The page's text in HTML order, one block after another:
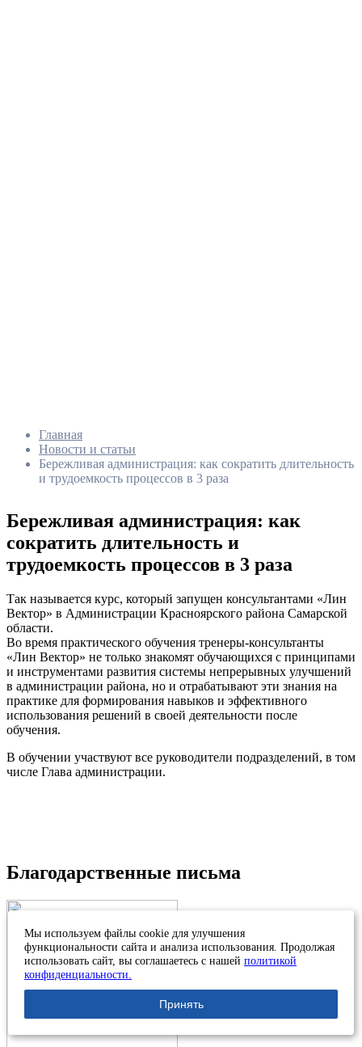
Главная
Новости и статьи
Бережливая администрация: как сократить длительность
и трудоемкость процессов в 3 раза
Бережливая администрация: как
сократить длительность и
трудоемкость процессов в 3 раза
Так называется курс, который запущен консультантами «Лин
Вектор» в Администрации Красноярского района Самарской
области.
Во время практического обучения тренеры-консультанты
«Лин Вектор» не только знакомят обучающихся с принципами
и инструментами развития системы непрерывных улучшений
в администрации района, но и отрабатывают эти знания на
практике для формирования навыков и эффективного
использования решений в своей деятельности после
обучения.
В обучении участвуют все руководители подразделений, в том
числе Глава администрации.
Благодарственные письма
Мы используем файлы cookie для улучшения
функциональности сайта и анализа использования. Продолжая
использовать сайт, вы соглашаетесь с нашей политикой
конфиденциальности.
Принять